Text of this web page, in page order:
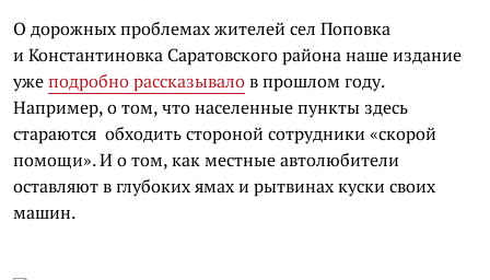
О дорожных проблемах жителей сел Поповка
и Константиновка Саратовского района наше издание
ужеподробно рассказывалов прошлом году.
Например, о том, что населенные пункты здесь
стараются обходить стороной сотрудники «скорой
помощи». И о том, как местные автолюбители
оставляют в глубоких ямах и рытвинах куски своих
машин.